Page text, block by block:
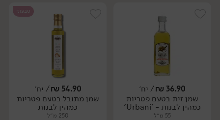
יח׳ יח׳
36.90
₪/ יח׳
שמן זית בטעם פטריות
כמהין לבנות - 'Urbani'
55 מ״ל
טבעוני
54.90
₪/ יח׳
שמן מתובל בטעם פטריות
כמהין לבנות
250 מ״ל